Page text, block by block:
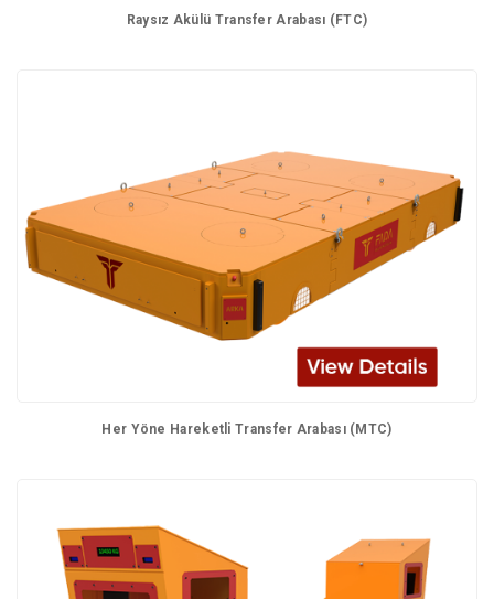
Raysız Akülü Transfer Arabası (FTC)
Her Yöne Hareketli Transfer Arabası (MTC)